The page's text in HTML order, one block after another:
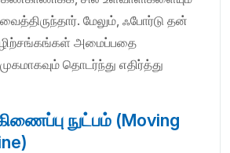
மேலும், ஃபோர்டு தன்
அமைப்பதை
தொடர்ந்து எதிர்த்து
நுட்பம் (Moving